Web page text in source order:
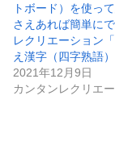
トボード）を使っ
さえあれば簡単に
レクリエーション
え漢字（四字熟語）
2021年12月9日
カンタンレクリエ